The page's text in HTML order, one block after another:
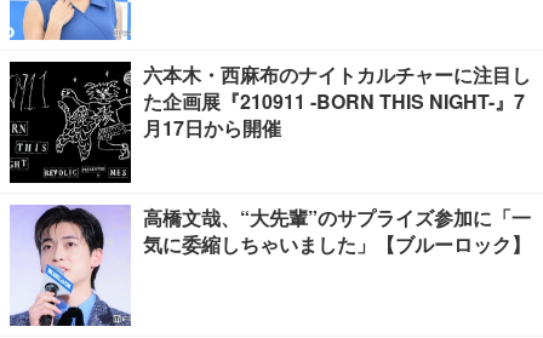
六本木・西麻布のナイトカルチャーに注目し
た企画展『210911 -BORN THIS NIGHT-』7
月17日から開催
高橋文哉、“大先輩”のサプライズ参加に「一
気に委縮しちゃいました」【ブルーロック】